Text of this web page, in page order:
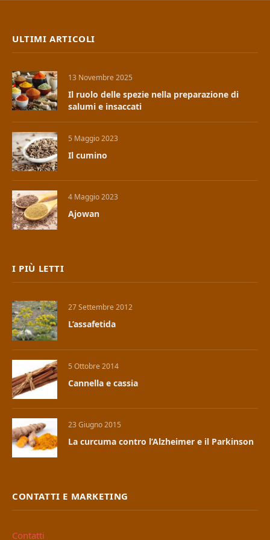
ULTIMI ARTICOLI
13 Novembre 2025
Il ruolo delle spezie nella preparazione di
salumi e insaccati
5 Maggio 2023
Il cumino
4 Maggio 2023
Ajowan
I PIÙ LETTI
27 Settembre 2012
L’assafetida
5 Ottobre 2014
Cannella e cassia
23 Giugno 2015
La curcuma contro l’Alzheimer e il Parkinson
CONTATTI E MARKETING
Contatti